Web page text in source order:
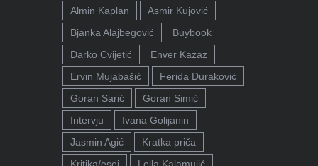
Almin Kaplan
Asmir Kujović
Bjanka Alajbegović
Buybook
Darko Cvijetić
Enver Kazaz
Ervin Mujabašić
Ferida Duraković
Goran Sarić
Goran Simić
Intervju
Ivana Golijanin
Jasmin Agić
Kratka priča